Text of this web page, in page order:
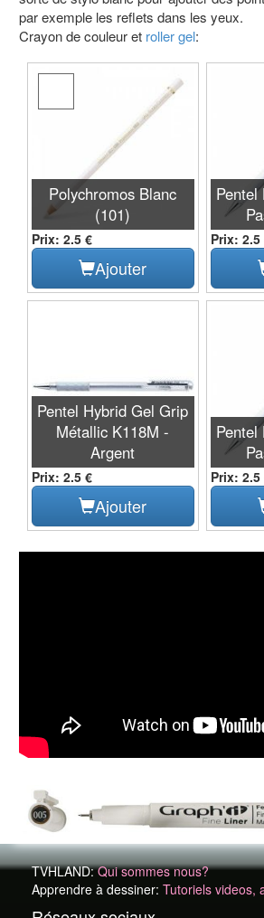
par exemple les reflets dans les yeux.
Crayon de couleur et roller gel:
Polychromos Blanc
(101)
Prix: 2.5 €
Ajouter
Prix: 2.5
Pentel Hybrid Gel Grip
Métallic K118M -
Argent
Prix: 2.5 €
Ajouter
Prix: 2.5
TVHLAND:Qui sommes nous?
Apprendre à dessiner: Tutoriels videos,